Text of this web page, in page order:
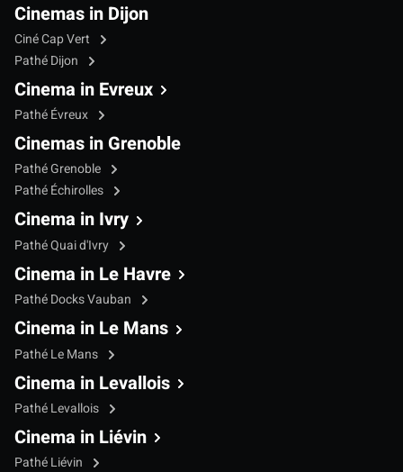
Cinemas in Dijon
Ciné Cap Vert
Pathé Dijon
Cinema in Evreux
Pathé Évreux
Cinemas in Grenoble
Pathé Grenoble
Pathé Échirolles
Cinema in Ivry
Pathé Quai d'Ivry
Cinema in Le Havre
Pathé Docks Vauban
Cinema in Le Mans
Pathé Le Mans
Cinema in Levallois
Pathé Levallois
Cinema in Liévin
Pathé Liévin